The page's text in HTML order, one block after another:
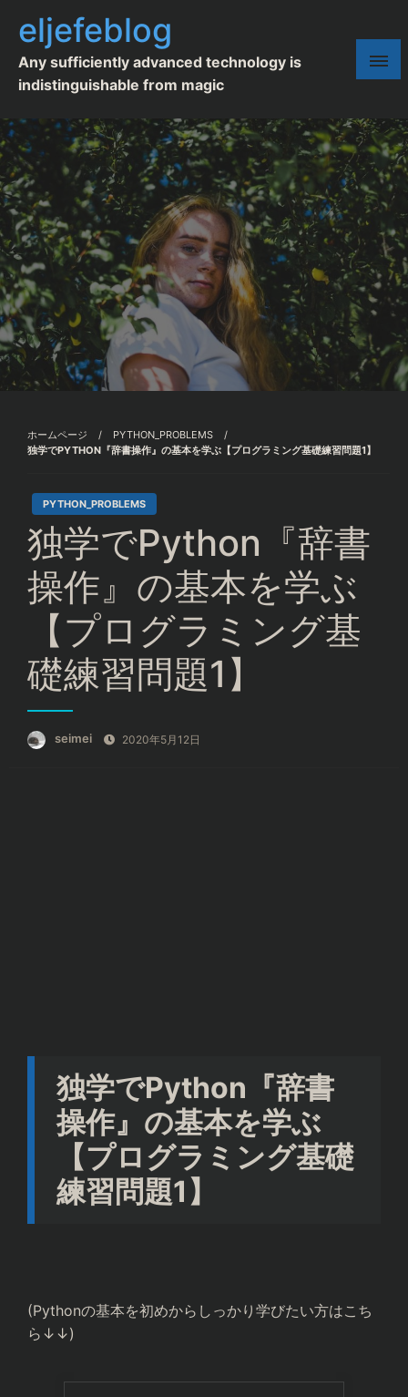
eljefeblog
Any sufficiently advanced technology is
indistinguishable from magic
ホームページ
PYTHON_PROBLEMS
独学でPYTHON『辞書操作』の基本を学ぶ【プログラミング基礎練習問題1】
PYTHON_PROBLEMS
独学でPython『辞書
操作』の基本を学ぶ
【プログラミング基
礎練習問題1】
seimei
投
2020年5月12日
独学でPython『辞書
操作』の基本を学ぶ
【プログラミング基礎
練習問題1】
(Pythonの基本を初めからしっかり学びたい方はこち
ら↓↓)